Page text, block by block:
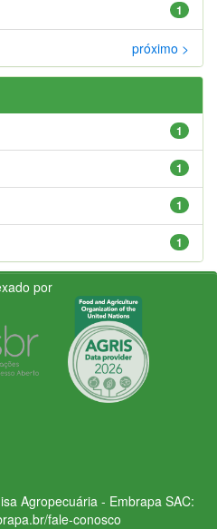
1
próximo >
1
1
1
1
por
Agropecuária - Embrapa SAC:
fale-conosco